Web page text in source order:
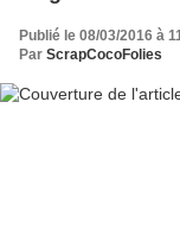
Publié le 08/03/2016 à
Par ScrapCocoFolies